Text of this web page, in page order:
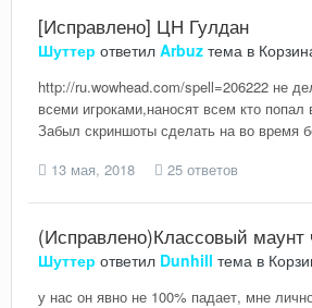
[Исправлено] ЦН Гулдан
Шуттер ответил Arbuz тема в
http://ru.wowhead.com/spell=206222 не
всеми игроками,наносят всем кто
Забыл скриншоты сделать на во время
13 мая, 2018
25 ответов
(Исправлено)Классовый маунт
Шуттер ответил Dunhill тема в
у нас он явно не 100% падает, мне